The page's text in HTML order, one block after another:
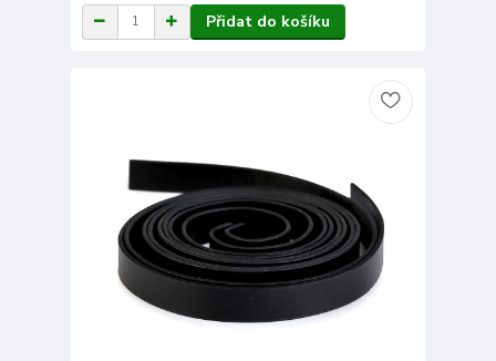
Přidat do košíku